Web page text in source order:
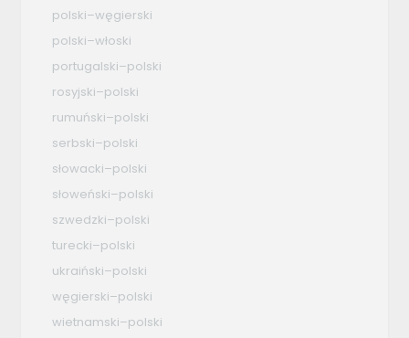
polski–węgierski
polski–włoski
portugalski–polski
rosyjski–polski
rumuński–polski
serbski–polski
słowacki–polski
słoweński–polski
szwedzki–polski
turecki–polski
ukraiński–polski
węgierski–polski
wietnamski–polski